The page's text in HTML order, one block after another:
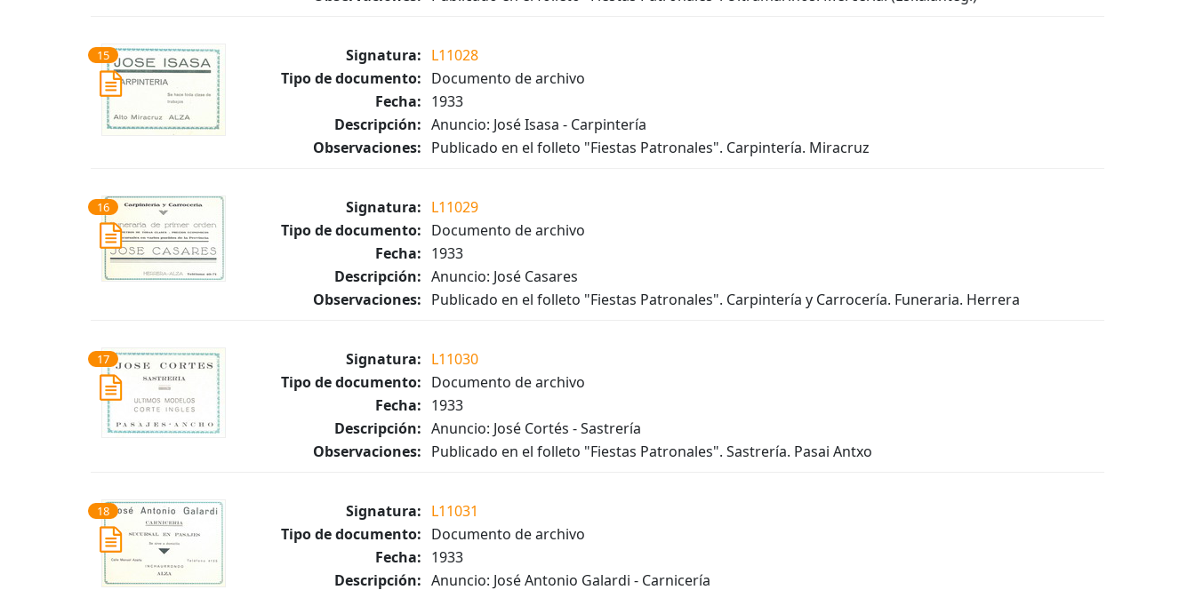
15 Signatura: L11028
Tipo de documento: Documento de archivo
Fecha: 1933
Descripción: Anuncio: José Isasa - Carpintería
Observaciones: Publicado en el folleto "Fiestas Patronales". Carpintería. Miracruz
16 Signatura: L11029
Tipo de documento: Documento de archivo
Fecha: 1933
Descripción: Anuncio: José Casares
Observaciones: Publicado en el folleto "Fiestas Patronales". Carpintería y Carrocería. Funeraria. Herrera
17 Signatura: L11030
Tipo de documento: Documento de archivo
Fecha: 1933
Descripción: Anuncio: José Cortés - Sastrería
Observaciones: Publicado en el folleto "Fiestas Patronales". Sastrería. Pasai Antxo
18 Signatura: L11031
Tipo de documento: Documento de archivo
Fecha: 1933
Descripción: Anuncio: José Antonio Galardi - Carnicería